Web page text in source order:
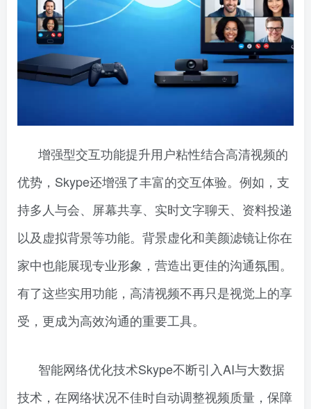
增强型交互功能提升用户粘性结合高清视频的
优势，Skype还增强了丰富的交互体验。例如，支
持多人与会、屏幕共享、实时文字聊天、资料投递
以及虚拟背景等功能。背景虚化和美颜滤镜让你在
家中也能展现专业形象，营造出更佳的沟通氛围。
有了这些实用功能，高清视频不再只是视觉上的享
受，更成为高效沟通的重要工具。
智能网络优化技术Skype不断引入AI与大数据
技术，在网络状况不佳时自动调整视频质量，保障